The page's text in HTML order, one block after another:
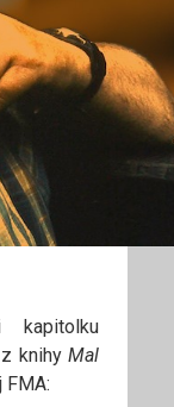
knihy Mal
FMA: